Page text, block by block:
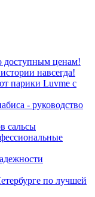
доступным ценам!
навсегда!
парики Luvme с
- руководство
сальсы
по лучшей